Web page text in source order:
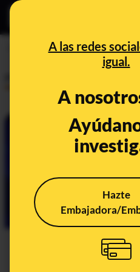
A las redes
igual.
A
Hazte
Embajadora/
Elecciones Estados Unidos
More than half of
most relevant to
Communities
elections did not